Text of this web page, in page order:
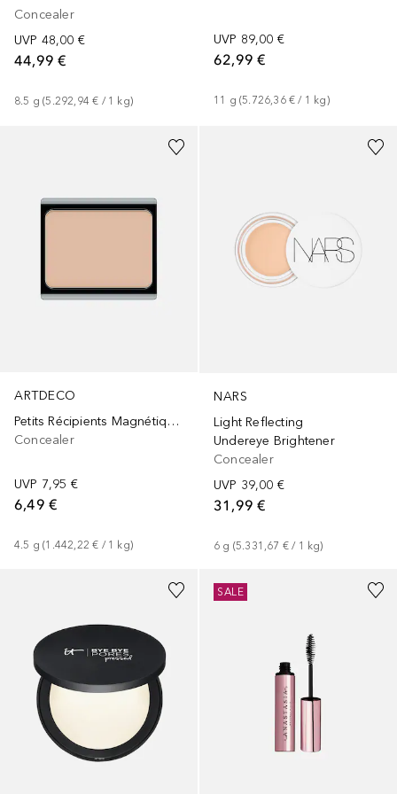
Concealer
UVP 48,00 €
44,99 €
8.5 g (5.292,94 € / 1 kg)
UVP 89,00 €
62,99 €
11 g (5.726,36 € / 1 kg)
ARTDECO
Petits Récipients Magnétiques
Concealer
UVP 7,95 €
6,49 €
4.5 g (1.442,22 € / 1 kg)
+10
NARS
Light Reflecting
Undereye Brightener
Concealer
UVP 39,00 €
31,99 €
6 g (5.331,67 € / 1 kg)
+3
SALE